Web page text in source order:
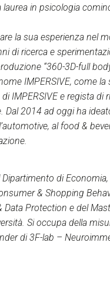
laurea in psicologia
la sua esperienza nel
di ricerca e
“360-3D-full
IMPERSIVE, come la
IMPERSIVE e regista
Dal 2014 ad oggi ha
al food &
di
& Shopping
Data Protection e del
Si occupa della
di 3F-lab –